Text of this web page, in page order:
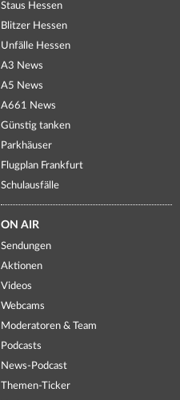
Staus Hessen
Blitzer Hessen
Unfälle Hessen
A3 News
A5 News
A661 News
Günstig tanken
Parkhäuser
Flugplan Frankfurt
Schulausfälle
ON AIR
Sendungen
Aktionen
Videos
Webcams
Moderatoren & Team
Podcasts
News-Podcast
Themen-Ticker